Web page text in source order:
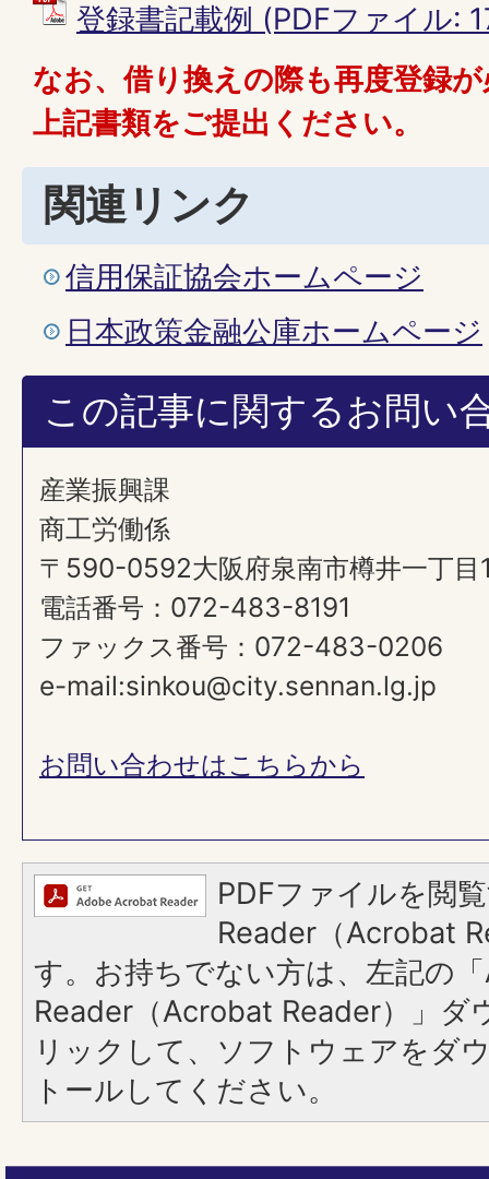
登録書記載例 (PDFファイル:
なお、借り換えの際も再度登録
上記書類をご提出ください。
関連リンク
信用保証協会ホームページ
日本政策金融公庫ホームページ
この記事に関するお問い
産業振興課
商工労働係
〒590-0592大阪府泉南市樽井一丁目
電話番号：072-483-8191
ファックス番号：072-483-0206
e-mail:sinkou@city.sennan.lg.jp
お問い合わせはこちらから
PDFファイルを閲
Reader（Acrobat
す。お持ちでない方は、左記の
Reader（Acrobat Reader）」ダ
リックして、ソフトウェアをダ
トールしてください。